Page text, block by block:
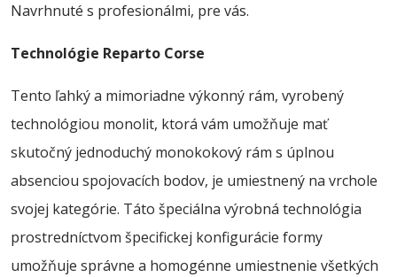
Navrhnuté s profesionálmi, pre vás.
Technológie Reparto Corse
Tento ľahký a mimoriadne výkonný rám, vyrobený
technológiou monolit, ktorá vám umožňuje mať
skutočný jednoduchý monokokový rám s úplnou
absenciou spojovacích bodov, je umiestnený na vrchole
svojej kategórie. Táto špeciálna výrobná technológia
prostredníctvom špecifickej konfigurácie formy
umožňuje správne a homogénne umiestnenie všetkých